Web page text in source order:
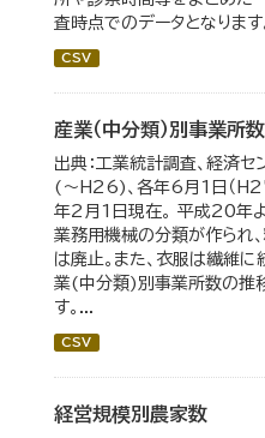
査時点でのデータとなります
CSV
産業（中分類）別事業所
出典：工業統計調査、経済
(～H26)、各年6月1日（
年2月1日現在。 平成20年よ
業務用機械の分類が作られ
は廃止。また、衣服は繊維に
業(中分類)別事業所数の推移
す。...
CSV
経営規模別農家数